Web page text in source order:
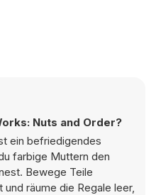
Nuts and Order?
ein befriedigendes
farbige Muttern den
Bewege Teile
räume die Regale leer,